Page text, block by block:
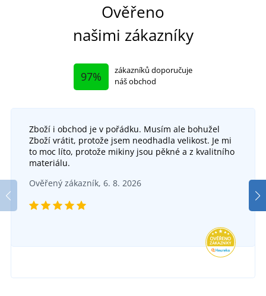
Ověřeno
našimi zákazníky
97%
zákazníků doporučuje
náš obchod
Zboží i obchod je v pořádku. Musím ale bohužel
Zboží vrátit, protože jsem neodhadla velikost. Je mi
to moc líto, protože mikiny jsou pěkné a z kvalitního
materiálu.
Ověřený zákazník, 6. 8. 2026